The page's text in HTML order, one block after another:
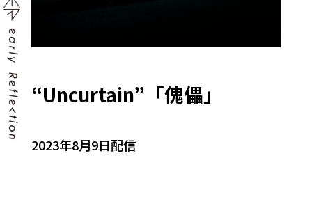
“Uncurtain”「傀儡」
2023年8月9日配信